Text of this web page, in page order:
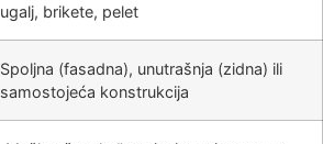
ugalj, brikete, pelet
Spoljna (fasadna), unutrašnja (zidna) ili
samostojeća konstrukcija